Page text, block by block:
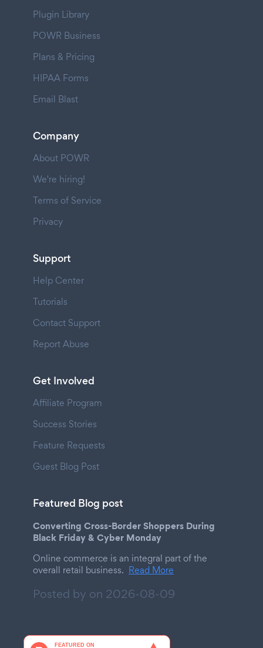
Plugin Library
POWR Business
Plans & Pricing
HIPAA Forms
Email Blast
Company
About POWR
We're hiring!
Terms of Service
Privacy
Support
Help Center
Tutorials
Contact Support
Report Abuse
Get Involved
Affiliate Program
Success Stories
Feature Requests
Guest Blog Post
Featured Blog post
Converting Cross-Border Shoppers During
Black Friday & Cyber Monday
Online commerce is an integral part of the
overall retail business. Read More
Posted by on 2026-08-09